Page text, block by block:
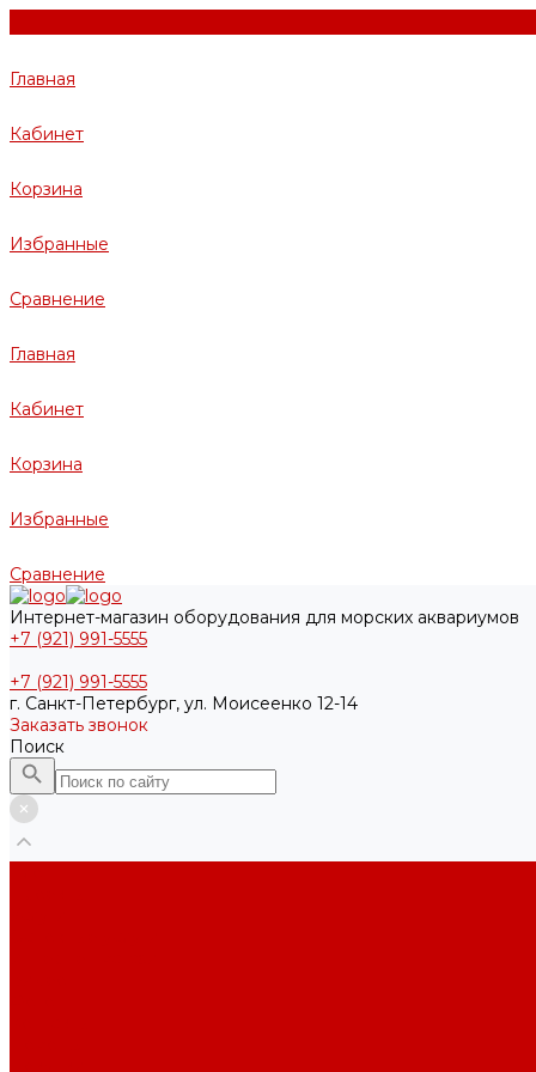
Главная
Кабинет
Корзина
Избранные
Сравнение
Главная
Кабинет
Корзина
Избранные
Сравнение
Интернет-магазин оборудования для морских аквариумов
+7 (921) 991-5555
+7 (921) 991-5555
г. Санкт-Петербург, ул. Моисеенко 12-14
Заказать звонок
Поиск